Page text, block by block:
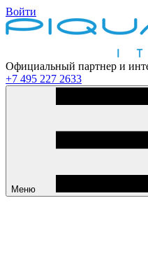
Войти
Официальный партнер и
+7 495 227 2633
Меню